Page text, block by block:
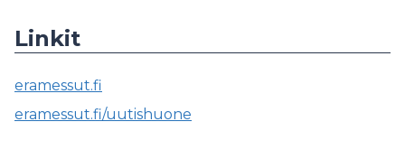
Linkit
eramessut.fi
eramessut.fi/uutishuone